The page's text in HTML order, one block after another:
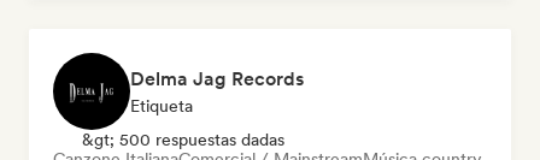
Delma Jag Records
Etiqueta
&gt; 500 respuestas dadas